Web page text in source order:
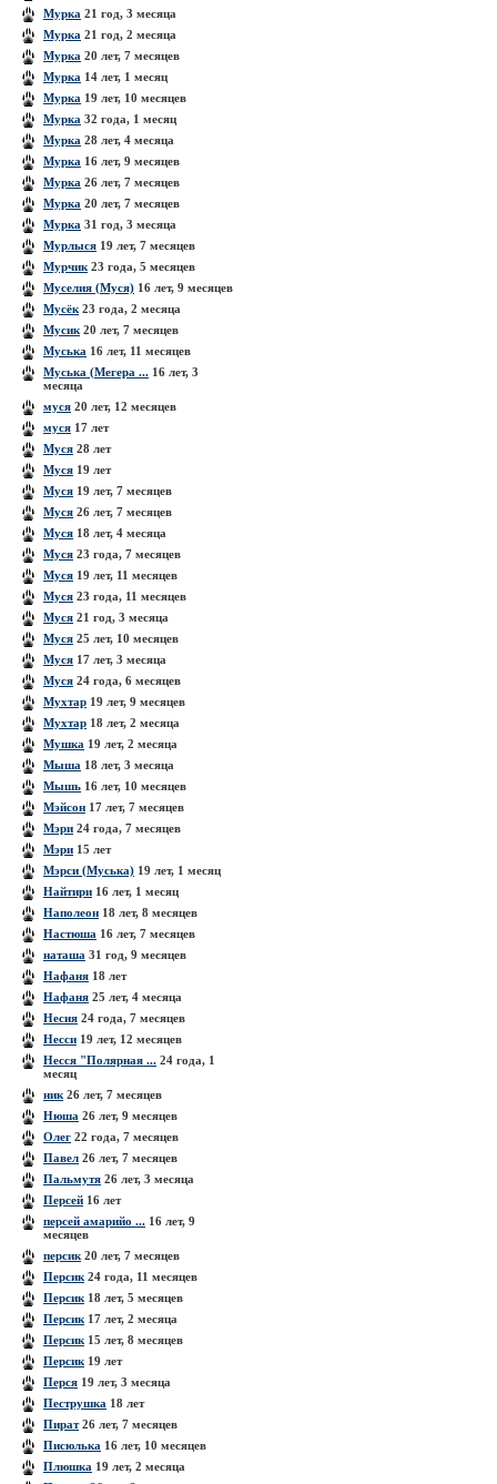
Мурка 21 год, 3 месяца
Мурка 21 год, 2 месяца
Мурка 20 лет, 7 месяцев
Мурка 14 лет, 1 месяц
Мурка 19 лет, 10 месяцев
Мурка 32 года, 1 месяц
Мурка 28 лет, 4 месяца
Мурка 16 лет, 9 месяцев
Мурка 26 лет, 7 месяцев
Мурка 20 лет, 7 месяцев
Мурка 31 год, 3 месяца
Мурлыся 19 лет, 7 месяцев
Мурчик 23 года, 5 месяцев
Муселия (Муся) 16 лет, 9 месяцев
Мусёк 23 года, 2 месяца
Мусик 20 лет, 7 месяцев
Муська 16 лет, 11 месяцев
Муська (Мегера ... 16 лет, 3
месяца
муся 20 лет, 12 месяцев
муся 17 лет
Муся 28 лет
Муся 19 лет
Муся 19 лет, 7 месяцев
Муся 26 лет, 7 месяцев
Муся 18 лет, 4 месяца
Муся 23 года, 7 месяцев
Муся 19 лет, 11 месяцев
Муся 23 года, 11 месяцев
Муся 21 год, 3 месяца
Муся 25 лет, 10 месяцев
Муся 17 лет, 3 месяца
Муся 24 года, 6 месяцев
Мухтар 19 лет, 9 месяцев
Мухтар 18 лет, 2 месяца
Мушка 19 лет, 2 месяца
Мыша 18 лет, 3 месяца
Мышь 16 лет, 10 месяцев
Мэйсон 17 лет, 7 месяцев
Мэри 24 года, 7 месяцев
Мэри 15 лет
Мэрси (Муська) 19 лет, 1 месяц
Найтири 16 лет, 1 месяц
Наполеон 18 лет, 8 месяцев
Настюша 16 лет, 7 месяцев
наташа 31 год, 9 месяцев
Нафаня 18 лет
Нафаня 25 лет, 4 месяца
Несия 24 года, 7 месяцев
Несси 19 лет, 12 месяцев
Несся "Полярная ... 24 года, 1
месяц
ник 26 лет, 7 месяцев
Нюша 26 лет, 9 месяцев
Олег 22 года, 7 месяцев
Павел 26 лет, 7 месяцев
Пальмутя 26 лет, 3 месяца
Персей 16 лет
персей амарийо ... 16 лет, 9
месяцев
персик 20 лет, 7 месяцев
Персик 24 года, 11 месяцев
Персик 18 лет, 5 месяцев
Персик 17 лет, 2 месяца
Персик 15 лет, 8 месяцев
Персик 19 лет
Перся 19 лет, 3 месяца
Пеструшка 18 лет
Пират26 лет, 7 месяцев
Писюлька 16 лет, 10 месяцев
Плюшка 19 лет, 2 месяца